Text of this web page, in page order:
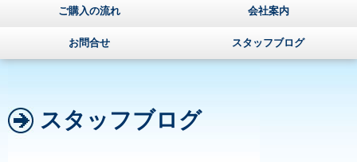
ご購入の流れ 会社案内
お問合せ スタッフブログ
スタッフブログ